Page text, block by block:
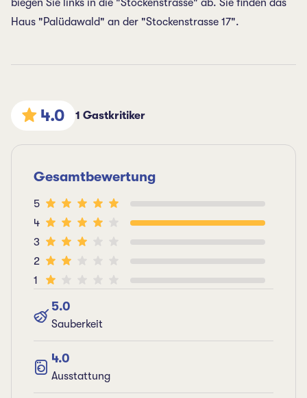
biegen Sie links in die "Stockenstrasse" ab. Sie finden das
Haus "Palüdawald" an der "Stockenstrasse 17".
4.0 1 Gastkritiker
Gesamtbewertung
5
4
3
2
1
5.0
Sauberkeit
4.0
Ausstattung